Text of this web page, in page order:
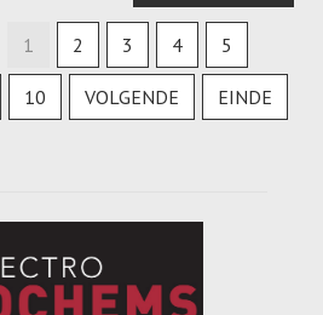
1 2 3 4 5
10 VOLGENDE EINDE